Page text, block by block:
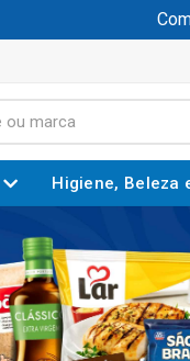
Compre
Higiene, Beleza